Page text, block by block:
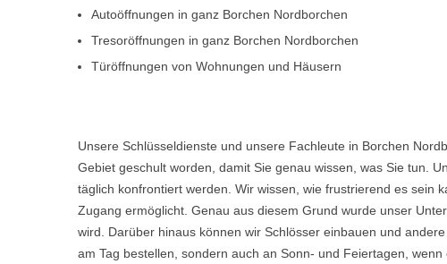
Autoöffnungen in ganz Borchen Nordborchen
Tresoröffnungen in ganz Borchen Nordborchen
Türöffnungen von Wohnungen und Häusern
Unsere Schlüsseldienste und unsere Fachleute in Borchen
Gebiet geschult worden, damit Sie genau wissen, was Sie tun.
täglich konfrontiert werden. Wir wissen, wie frustrierend es sein
Zugang ermöglicht. Genau aus diesem Grund wurde unser
wird. Darüber hinaus können wir Schlösser einbauen und
am Tag bestellen, sondern auch an Sonn- und Feiertagen,